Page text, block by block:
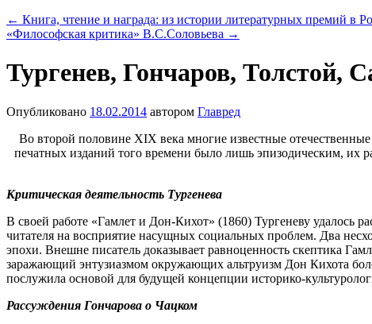
← Книга, чтение и награда: из истории литературных премий в
«Философская критика» В.С.Соловьева →
Тургенев, Гончаров, Толстой,
Опубликовано 18.02.2014 автором Главред
Во второй половине XIX века многие известные
печатных изданий того времени было лишь эпизодическим, их
Критическая деятельность Тургенева
В своей работе «Гамлет и Дон-Кихот» (1860) Тургеневу удалось
читателя на восприятие насущных социальных проблем. Два
эпохи. Внешне писатель доказывает равноценность скептика
заражающий энтузиазмом окружающих альтруизм Дон Кихота
послужила основой для будущей концепции историко-
Рассуждения Гончарова о Чацком